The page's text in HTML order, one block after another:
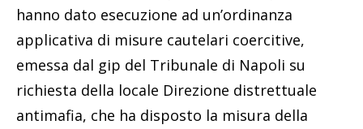
hanno dato esecuzione ad un’ordinanza
applicativa di misure cautelari coercitive,
emessa dal gip del Tribunale di Napoli su
richiesta della locale Direzione distrettuale
antimafia, che ha disposto la misura della